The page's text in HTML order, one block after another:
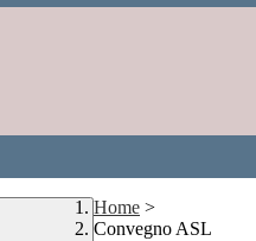
Home >
Convegno ASL